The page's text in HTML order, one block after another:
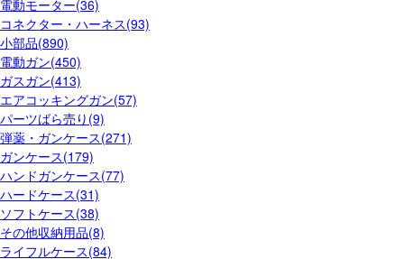
電動モーター(36)
コネクター・ハーネス(93)
小部品(890)
電動ガン(450)
ガスガン(413)
エアコッキングガン(57)
パーツばら売り(9)
弾薬・ガンケース(271)
ガンケース(179)
ハンドガンケース(77)
ハードケース(31)
ソフトケース(38)
その他収納用品(8)
ライフルケース(84)